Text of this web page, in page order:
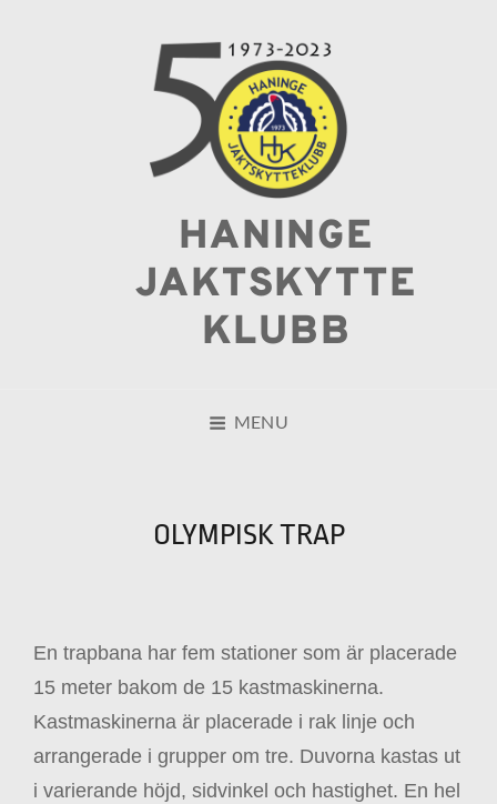
HANINGE
JAKTSKYTTE
KLUBB
MENU
OLYMPISK TRAP
En trapbana har fem stationer som är placerade
15 meter bakom de 15 kastmaskinerna.
Kastmaskinerna är placerade i rak linje och
arrangerade i grupper om tre. Duvorna kastas ut
i varierande höjd, sidvinkel och hastighet. En hel